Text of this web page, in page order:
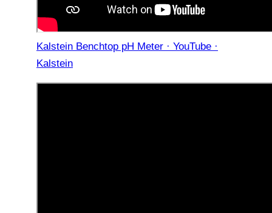
Kalstein Benchtop pH Meter · YouTube ·
Kalstein